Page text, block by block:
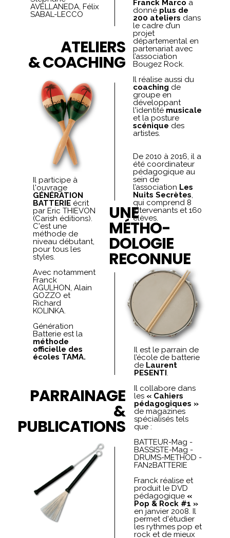
ATELIERS
& COACHING
UNE
MÉTHO-
DOLOGIE
RECONNUE
PARRAINAGE
&
PUBLICATIONS
AVELLANEDA, Félix
SABAL-LECCO
Il participe à
l'ouvrage
GÉNÉRATION
BATTERIE écrit
par Eric THIEVON
(Carish éditions).
C'est une
méthode de
niveau débutant,
pour tous les
styles.
Avec notamment
Franck
AGULHON, Alain
GOZZO et
Richard
KOLINKA.
Génération
Batterie est la
méthode
officielle des
écoles TAMA.
Franck Marco a
donné plus de
200 ateliers dans
le cadre d’un
projet
départemental en
partenariat avec
l’association
Bougez Rock.
Il réalise aussi du
coaching de
groupe en
développant
l'identité musicale
et la posture
scénique des
artistes.
De 2010 à 2016, il a
été coordinateur
pédagogique au
sein de
l’association Les
Nuits Secrètes,
qui comprend 8
intervenants et 160
élèves.
Il est le parrain de
l’école de batterie
de Laurent
PESENTI.
Il collabore dans
les « Cahiers
pédagogiques »
de magazines
spécialisés tels
que :
BATTEUR-Mag -
BASSISTE-Mag -
DRUMS-METHOD -
FAN2BATTERIE
Franck réalise et
produit le DVD
pédagogique «
Pop & Rock #1 »
en janvier 2008. Il
permet d'étudier
les rythmes pop et
rock et de mieux